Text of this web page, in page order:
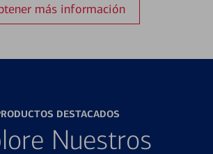
más información
DESTACADOS
Nuestros